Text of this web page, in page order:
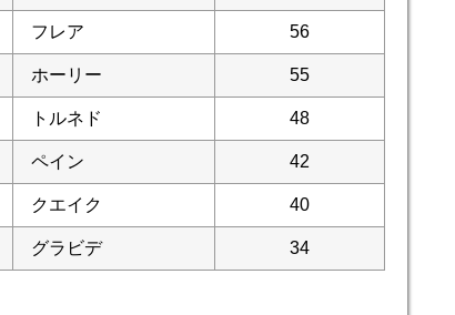
フレア 56
ホーリー 55
トルネド 48
ペイン 42
クエイク 40
グラビデ 34